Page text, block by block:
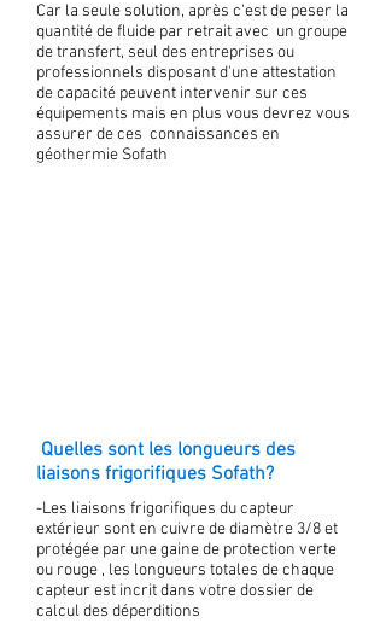
Car la seule solution, après c'est de peser la
quantité de fluide par retrait avec un groupe
de transfert, seul des entreprises ou
professionnels disposant d'une attestation
de capacité peuvent intervenir sur ces
équipements mais en plus vous devrez vous
assurer de ces connaissances en
géothermie Sofath
Quelles sont les longueurs des
liaisons frigorifiques Sofath?
-Les liaisons frigorifiques du capteur
extérieur sont en cuivre de diamètre 3/8 et
protégée par une gaine de protection verte
ou rouge , les longueurs totales de chaque
capteur est incrit dans votre dossier de
calcul des déperditions